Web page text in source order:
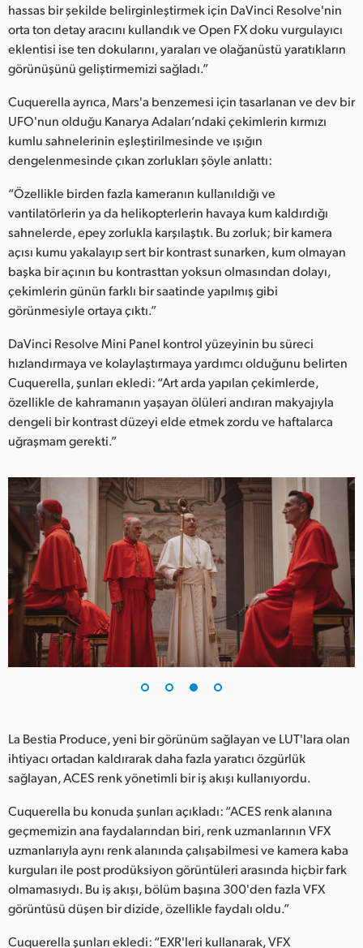
hassas bir şekilde belirginleştirmek için DaVinci Resolve'nin
orta ton detay aracını kullandık ve Open FX doku vurgulayıcı
eklentisi ise ten dokularını, yaraları ve olağanüstü yaratıkların
görünüşünü geliştirmemizi sağladı.”
Cuquerella ayrıca, Mars'a benzemesi için tasarlanan ve dev bir
UFO'nun olduğu Kanarya Adaları’ndaki çekimlerin kırmızı
kumlu sahnelerinin eşleştirilmesinde ve ışığın
dengelenmesinde çıkan zorlukları şöyle anlattı:
“Özellikle birden fazla kameranın kullanıldığı ve
vantilatörlerin ya da helikopterlerin havaya kum kaldırdığı
sahnelerde, epey zorlukla karşılaştık. Bu zorluk; bir kamera
açısı kumu yakalayıp sert bir kontrast sunarken, kum olmayan
başka bir açının bu kontrasttan yoksun olmasından dolayı,
çekimlerin günün farklı bir saatinde yapılmış gibi
görünmesiyle ortaya çıktı.”
DaVinci Resolve Mini Panel kontrol yüzeyinin bu süreci
hızlandırmaya ve kolaylaştırmaya yardımcı olduğunu belirten
Cuquerella, şunları ekledi: “Art arda yapılan çekimlerde,
özellikle de kahramanın yaşayan ölüleri andıran makyajıyla
dengeli bir kontrast düzeyi elde etmek zordu ve haftalarca
uğraşmam gerekti.”
La Bestia Produce, yeni bir görünüm sağlayan ve LUT'lara olan
ihtiyacı ortadan kaldırarak daha fazla yaratıcı özgürlük
sağlayan, ACES renk yönetimli bir iş akışı kullanıyordu.
Cuquerella bu konuda şunları açıkladı: “ACES renk alanına
geçmemizin ana faydalarından biri, renk uzmanlarının VFX
uzmanlarıyla aynı renk alanında çalışabilmesi ve kamera kaba
kurguları ile post prodüksiyon görüntüleri arasında hiçbir fark
olmamasıydı. Bu iş akışı, bölüm başına 300'den fazla VFX
görüntüsü düşen bir dizide, özellikle faydalı oldu.”
Cuquerella şunları ekledi: “EXR'leri kullanarak, VFX